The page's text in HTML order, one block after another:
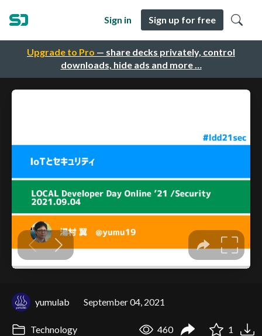
Upgrade to Pro — share decks privately, control
downloads, hide ads and more …
Sign in Sign up for free
yumulab September 04, 2021
Technology 460 1